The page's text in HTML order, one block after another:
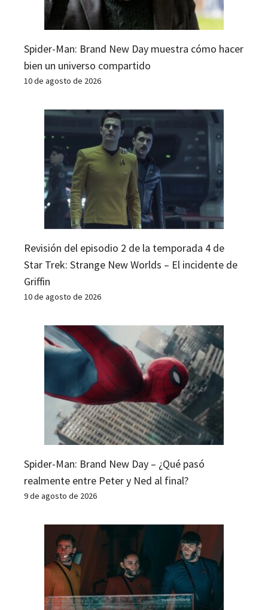
Spider-Man: Brand New Day muestra cómo hacer
bien un universo compartido
10 de agosto de 2026
Revisión del episodio 2 de la temporada 4 de
Star Trek: Strange New Worlds – El incidente de
Griffin
10 de agosto de 2026
Spider-Man: Brand New Day – ¿Qué pasó
realmente entre Peter y Ned al final?
9 de agosto de 2026